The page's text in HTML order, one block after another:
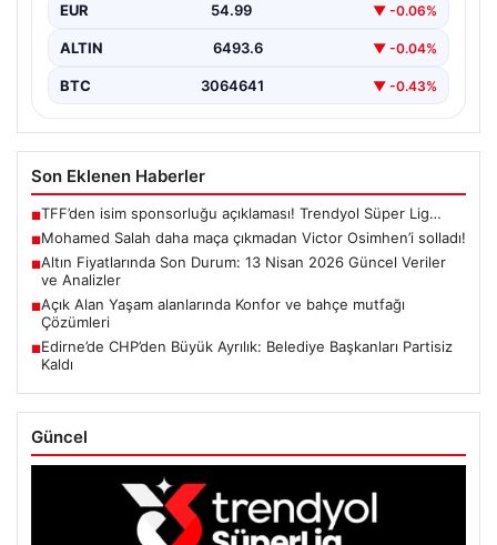
EUR 54.99 ▼ -0.06%
ALTIN 6493.6 ▼ -0.04%
BTC 3064641 ▼ -0.43%
Son Eklenen Haberler
■TFF’den isim sponsorluğu açıklaması! Trendyol Süper Lig…
■Mohamed Salah daha maça çıkmadan Victor Osimhen’i solladı!
■Altın Fiyatlarında Son Durum: 13 Nisan 2026 Güncel Veriler
ve Analizler
■Açık Alan Yaşam alanlarında Konfor ve bahçe mutfağı
Çözümleri
■Edirne’de CHP’den Büyük Ayrılık: Belediye Başkanları Partisiz
Kaldı
Güncel